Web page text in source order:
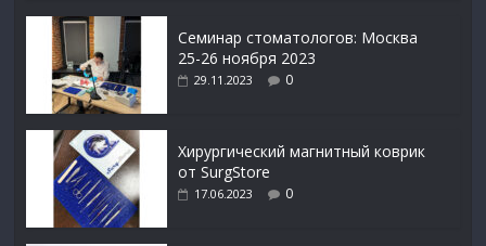
Семинар стоматологов: Москва
25-26 ноября 2023
29.11.2023 0
Xирургический магнитный коврик
от SurgStore
17.06.2023 0